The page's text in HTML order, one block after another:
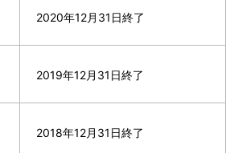
2020年12月31日終了
2019年12月31日終了
2018年12月31日終了